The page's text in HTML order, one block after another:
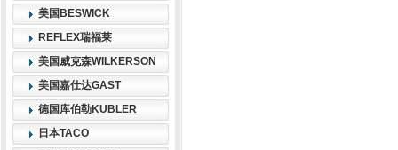
美国BESWICK
REFLEX瑞福莱
美国威克森WILKERSON
美国嘉仕达GAST
德国库伯勒KUBLER
日本TACO